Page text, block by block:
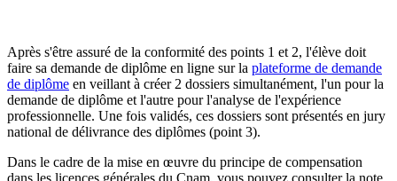
Après s'être assuré de la conformité des points 1 et 2, l'élève doit
faire sa demande de diplôme en ligne sur la plateforme de demande
de diplôme en veillant à créer 2 dossiers simultanément, l'un pour la
demande de diplôme et l'autre pour l'analyse de l'expérience
professionnelle. Une fois validés, ces dossiers sont présentés en jury
national de délivrance des diplômes (point 3).
Dans le cadre de la mise en œuvre du principe de compensation
dans les licences générales du Cnam, vous pouvez consulter la note